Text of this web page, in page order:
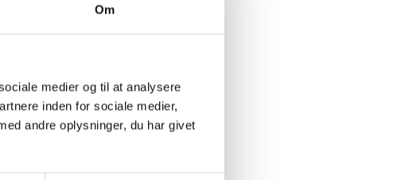
Om
medier og til at analysere
inden for sociale medier,
andre oplysninger, du har givet